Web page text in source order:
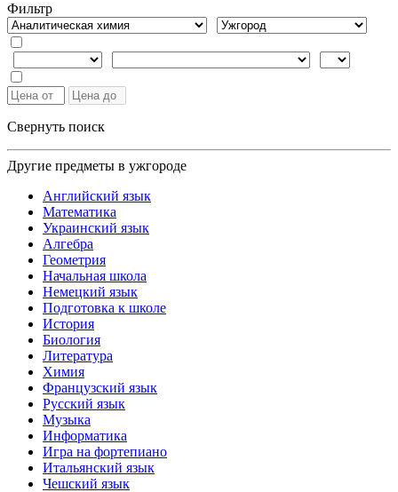
Фильтр
Свернуть поиск
Другие предметы в ужгороде
Английский язык
Математика
Украинский язык
Алгебра
Геометрия
Начальная школа
Немецкий язык
Подготовка к школе
История
Биология
Литература
Химия
Французский язык
Русский язык
Музыка
Информатика
Игра на фортепиано
Итальянский язык
Чешский язык